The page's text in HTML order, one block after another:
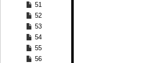
51
52
53
54
55
56